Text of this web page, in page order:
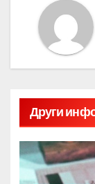
Други